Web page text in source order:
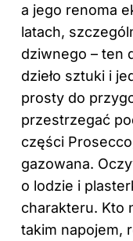
a jego renoma
latach,
dziwnego – ten
dzieło sztuki i
prosty do
przestrzegać
części
gazowana.
o lodzie i
charakteru. Kto
takim napojem,